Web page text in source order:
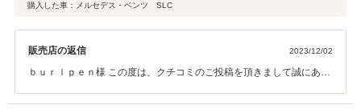
購入した車：メルセデス・ベンツ SLC
販売店の返信 2023/12/02
ｂｕｒｌｐｅｎ様 この度は、クチコミのご投稿を頂きまして誠にあり
ご購入頂きまして、誠にありがとうございます。 お客様にさらに良い